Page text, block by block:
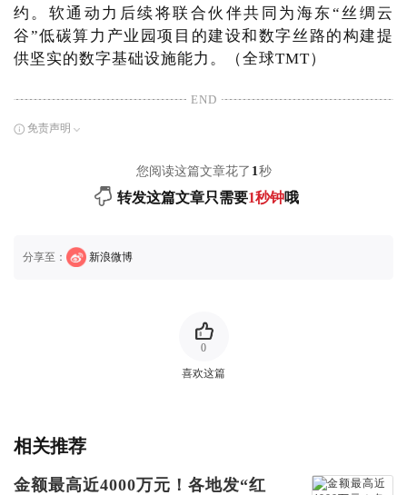
约。软通动力后续将联合伙伴共同为海东“丝绸云
谷”低碳算力产业园项目的建设和数字丝路的构建提
供坚实的数字基础设施能力。（全球TMT）
END
免责声明
您阅读这篇文章花了 1秒
转发这篇文章只需要1秒钟哦
分享至： 新浪微博
喜欢这篇
0
相关推荐
金额最高近4000万元！各地发“红